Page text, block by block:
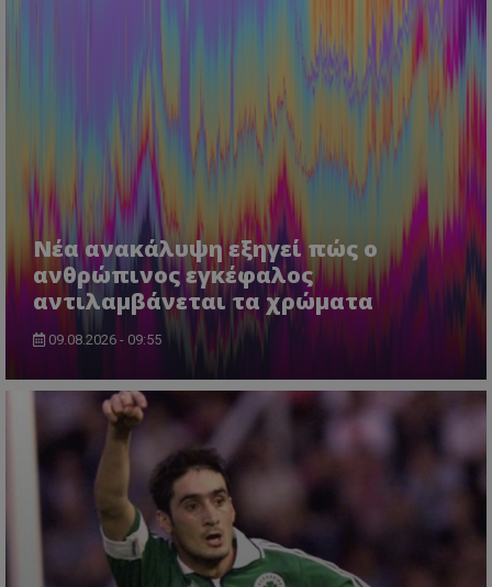
Νέα ανακάλυψη εξηγεί πώς ο
ανθρώπινος εγκέφαλος
αντιλαμβάνεται τα χρώματα
09.08.2026 - 09:55